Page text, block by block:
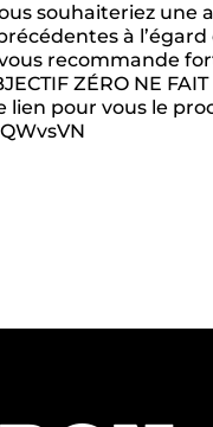
souhaiteriez une
à l’égard
vous recommande
ZÉRO NE FAIT
lien pour vous le